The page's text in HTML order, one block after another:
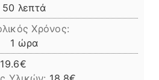
50 λεπτά
λεπτά
Χρόνος:
1 ώρα
ώρα
19.6€